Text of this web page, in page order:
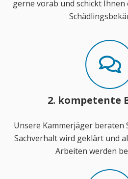
gerne vorab und schickt
2. kompetente
Unsere Kammerjäger beraten
Sachverhalt wird geklärt und
Arbeiten werden